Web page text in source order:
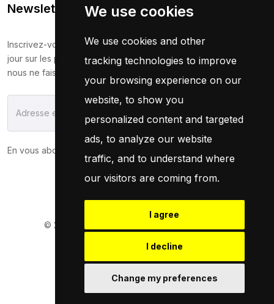
We use cookies
We use cookies and other
tracking technologies to improve
your browsing experience on our
website, to show you
personalized content and targeted
ads, to analyze our website
traffic, and to understand where
our visitors are coming from.
I agree
I decline
Change my preferences
Newsletter
Inscrivez-vous maintenant pour recevoir les dernières mises à
jour sur les promotions et les coupons. Ne vous inquiétez pas,
nous ne faisons pas de spam !
S'Abonner
En vous abonnant, vous acceptez notre
© 2026
Naro Dev